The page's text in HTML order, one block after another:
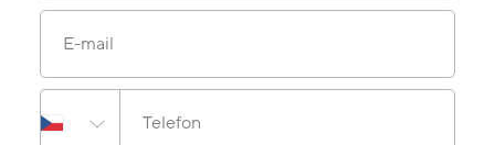
E-mail
Telefon